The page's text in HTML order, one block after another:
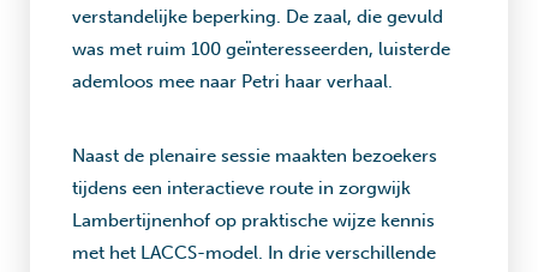
verstandelijke beperking. De zaal, die gevuld
was met ruim 100 geïnteresseerden, luisterde
ademloos mee naar Petri haar verhaal.
Naast de plenaire sessie maakten bezoekers
tijdens een interactieve route in zorgwijk
Lambertijnenhof op praktische wijze kennis
met het LACCS-model. In drie verschillende